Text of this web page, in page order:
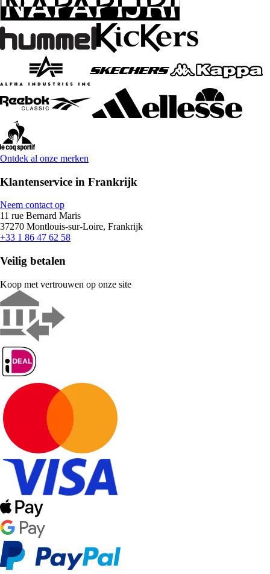
Ontdek al onze merken
Klantenservice in Frankrijk
Neem contact op
11 rue Bernard Maris
37270 Montlouis-sur-Loire, Frankrijk
+33 1 86 47 62 58
Veilig betalen
Koop met vertrouwen op onze site